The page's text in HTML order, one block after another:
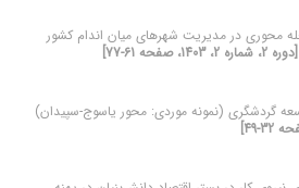
محوری در مدیریت شهرهای میان اندام کشور
[دوره 2، شماره 2، 1403، صفحه 61-77]
گردشگری (نمونه موردی: محور یاسوج-سپیدان)